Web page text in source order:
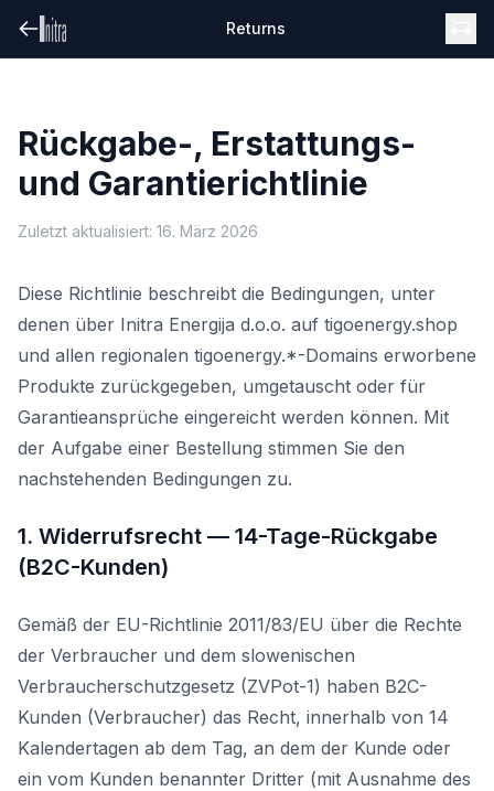
Returns
Rückgabe-, Erstattungs-
und Garantierichtlinie
Zuletzt aktualisiert: 16. März 2026
Diese Richtlinie beschreibt die Bedingungen, unter
denen über Initra Energija d.o.o. auf tigoenergy.shop
und allen regionalen tigoenergy.*-Domains erworbene
Produkte zurückgegeben, umgetauscht oder für
Garantieansprüche eingereicht werden können. Mit
der Aufgabe einer Bestellung stimmen Sie den
nachstehenden Bedingungen zu.
1. Widerrufsrecht — 14-Tage-Rückgabe
(B2C-Kunden)
Gemäß der EU-Richtlinie 2011/83/EU über die Rechte
der Verbraucher und dem slowenischen
Verbraucherschutzgesetz (ZVPot-1) haben B2C-
Kunden (Verbraucher) das Recht, innerhalb von 14
Kalendertagen ab dem Tag, an dem der Kunde oder
ein vom Kunden benannter Dritter (mit Ausnahme des